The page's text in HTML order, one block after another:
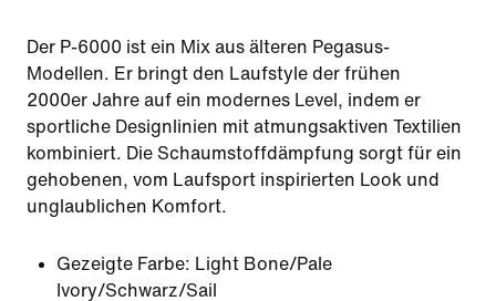
Der P-6000 ist ein Mix aus älteren Pegasus-
Modellen. Er bringt den Laufstyle der frühen
2000er Jahre auf ein modernes Level, indem er
sportliche Designlinien mit atmungsaktiven Textilien
kombiniert. Die Schaumstoffdämpfung sorgt für ein
gehobenen, vom Laufsport inspirierten Look und
unglaublichen Komfort.
Gezeigte Farbe: Light Bone/Pale
Ivory/Schwarz/Sail